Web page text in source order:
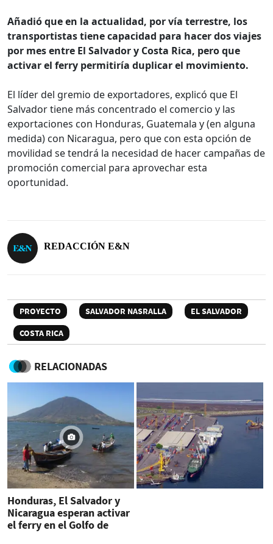
Añadió que en la actualidad, por vía terrestre, los
transportistas tiene capacidad para hacer dos viajes
por mes entre El Salvador y Costa Rica, pero que
activar el ferry permitiría duplicar el movimiento.
El líder del gremio de exportadores, explicó que El
Salvador tiene más concentrado el comercio y las
exportaciones con Honduras, Guatemala y (en alguna
medida) con Nicaragua, pero que con esta opción de
movilidad se tendrá la necesidad de hacer campañas de
promoción comercial para aprovechar esta
oportunidad.
REDACCIÓN E&N
PROYECTO SALVADOR NASRALLA
EL SALVADOR
COSTA RICA
RELACIONADAS
Honduras, El Salvador y
Nicaragua esperan activar
el ferry en el Golfo de